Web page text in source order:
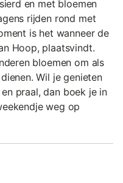
en met bloemen
rijden rond met
is het wanneer de
Hoop, plaatsvindt.
bloemen om als
Wil je genieten
praal, dan boek je in
weg op